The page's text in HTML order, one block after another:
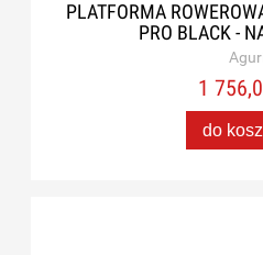
PLATFORMA
PRO BLACK -
1
do